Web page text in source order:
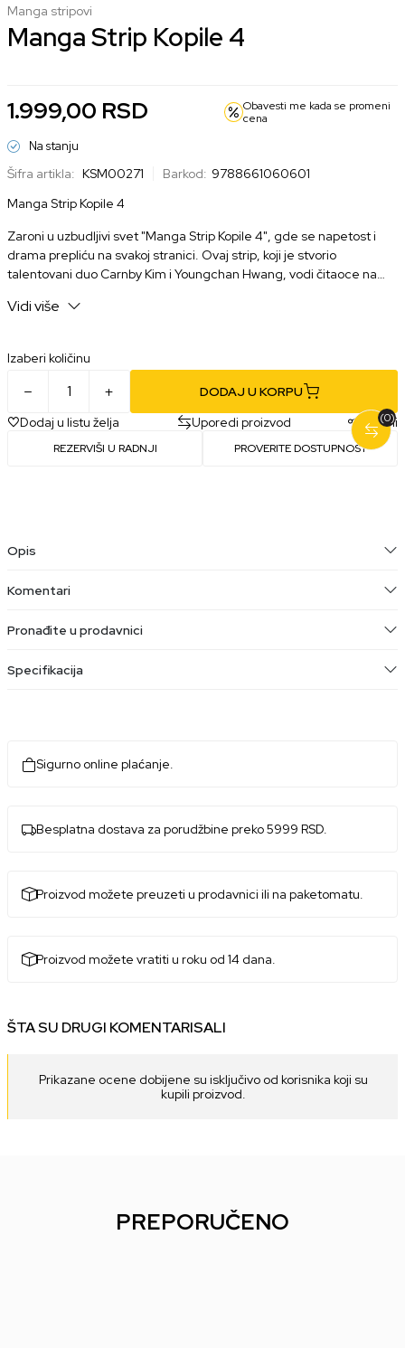
Manga stripovi
Manga Strip Kopile 4
1.999,00 RSD
Obavesti me kada se promeni
cena
Na stanju
Šifra artikla: KSM00271 Barkod: 9788661060601
Manga Strip Kopile 4
Zaroni u uzbudljivi svet "Manga Strip Kopile 4", gde se napetost i
drama prepliću na svakoj stranici. Ovaj strip, koji je stvorio
talentovani duo Carnby Kim i Youngchan Hwang, vodi čitaoce na
Sa 440 stranica koje oživljavaju u koloru, ovo izdanje obećava da će
Vidi više
Izaberi količinu
DODAJ U KORPU
Dodaj u listu želja
Uporedi proizvod Podeli
REZERVIŠI U RADNJI PROVERITE DOSTUPNOST
(0)
Opis
Komentari
Pronađite u prodavnici
Specifikacija
Sigurno online plaćanje.
Besplatna dostava za porudžbine preko 5999 RSD.
Proizvod možete preuzeti u prodavnici ili na paketomatu.
Proizvod možete vratiti u roku od 14 dana.
ŠTA SU DRUGI KOMENTARISALI
Prikazane ocene dobijene su isključivo od korisnika koji su
kupili proizvod.
PREPORUČENO